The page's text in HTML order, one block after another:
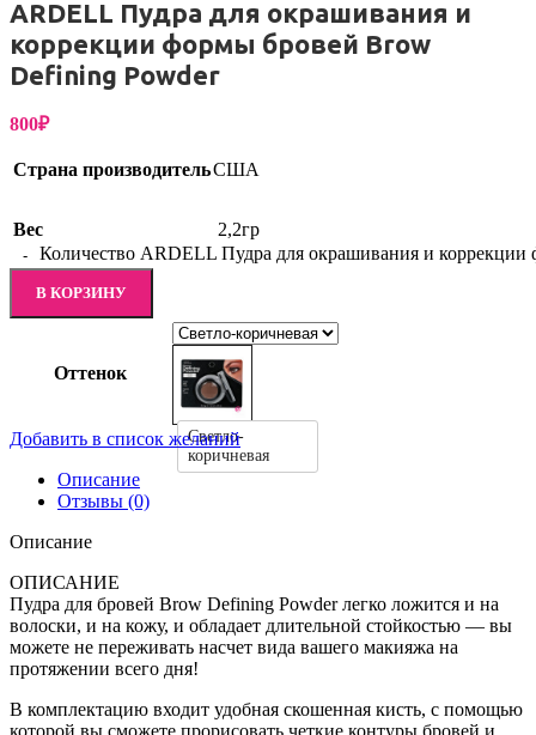
ARDELL Пудра для окрашивания и
коррекции формы бровей Brow
Defining Powder
800₽
Страна производительСША
Вес
2,2гр
Количество ARDELL Пудра для окрашивания и
В КОРЗИНУ
Оттенок
Светло-
коричневая
Добавить в список желаний
Описание
Отзывы (0)
Описание
ОПИСАНИЕ
Пудра для бровей Brow Defining Powder легко ложится и на
волоски, и на кожу, и обладает длительной стойкостью — вы
можете не переживать насчет вида вашего макияжа на
протяжении всего дня!
В комплектацию входит удобная скошенная кисть, с помощью
которой вы сможете прорисовать четкие контуры бровей и